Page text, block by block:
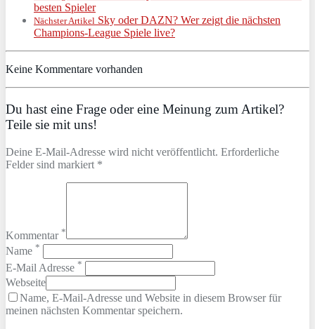
besten Spieler
Nächster Artikel Sky oder DAZN? Wer zeigt die nächsten
Champions-League Spiele live?
Keine Kommentare vorhanden
Du hast eine Frage oder eine Meinung zum Artikel?
Teile sie mit uns!
Deine E-Mail-Adresse wird nicht veröffentlicht. Erforderliche
Felder sind markiert *
Kommentar *
Name *
E-Mail Adresse *
Webseite
Name, E-Mail-Adresse und Website in diesem Browser für
meinen nächsten Kommentar speichern.